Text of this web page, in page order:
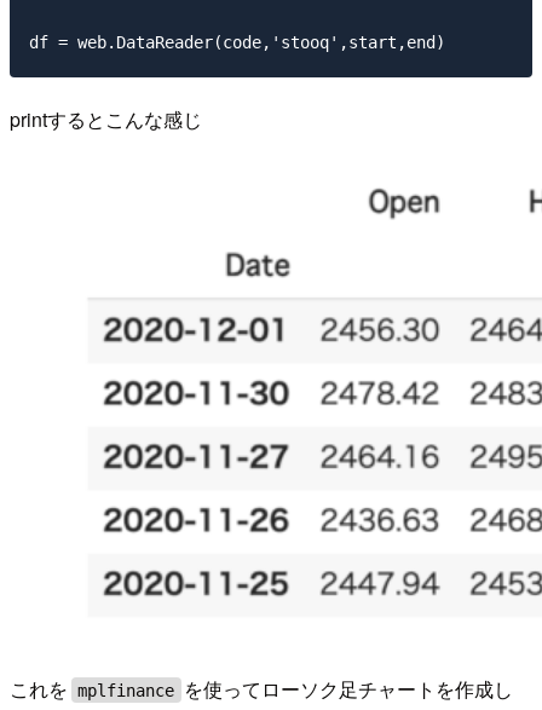
printするとこんな感じ
これを mplfinance
を使ってローソク足チャートを作成し